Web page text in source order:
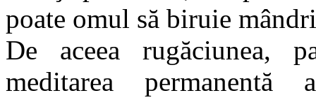
poate omul să biruie
De aceea rugăciunea,
meditarea